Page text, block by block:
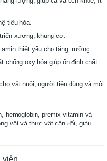
tiêu hóa.
xương, khung cơ.
amin thiết yếu cho tăng trưởng.
chống oxy hóa giúp ổn định chất
vật nuôi, người tiêu dùng và môi
hemoglobin, premix vitamin và
vật và thực vật cân đối, giàu
viên